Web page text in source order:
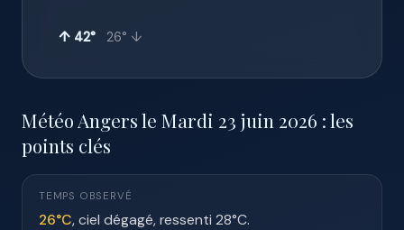
↑ 42° 26° ↓
Météo Angers le Mardi 23 juin 2026 : les
points clés
TEMPS OBSERVÉ
26°C, ciel dégagé, ressenti 28°C.